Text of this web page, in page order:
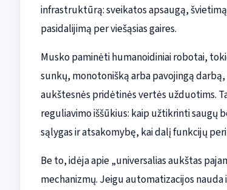
infrastruktūrą: sveikatos apsaugą,
pasidalijimą per viešąsias gaires.
Musko paminėti humanoidiniai robotai,
sunkų, monotonišką arba pavojingą
aukštesnės pridėtinės vertės užduotims.
reguliavimo iššūkius: kaip užtikrinti saugų
sąlygas ir atsakomybę, kai dalį funkcijų
Be to, idėja apie „universalias aukštas
mechanizmų. Jeigu automatizacijos